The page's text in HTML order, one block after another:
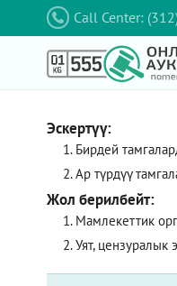
Call Center:
Эскертүү:
Бирдей
Ар түрдүү
Жол берилбейт:
Мамлекеттик
Уят, цензуралык